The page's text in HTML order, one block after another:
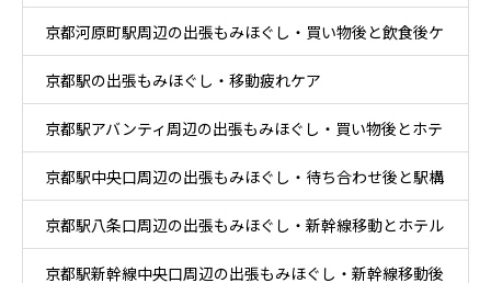
京都河原町駅周辺の出張もみほぐし・買い物後と飲食後ケ
ア
京都駅の出張もみほぐし・移動疲れケア
京都駅アバンティ周辺の出張もみほぐし・買い物後とホテ
ル休息ケア
京都駅中央口周辺の出張もみほぐし・待ち合わせ後と駅構
内移動ケア
京都駅八条口周辺の出張もみほぐし・新幹線移動とホテル
滞在ケア
京都駅新幹線中央口周辺の出張もみほぐし・新幹線移動後